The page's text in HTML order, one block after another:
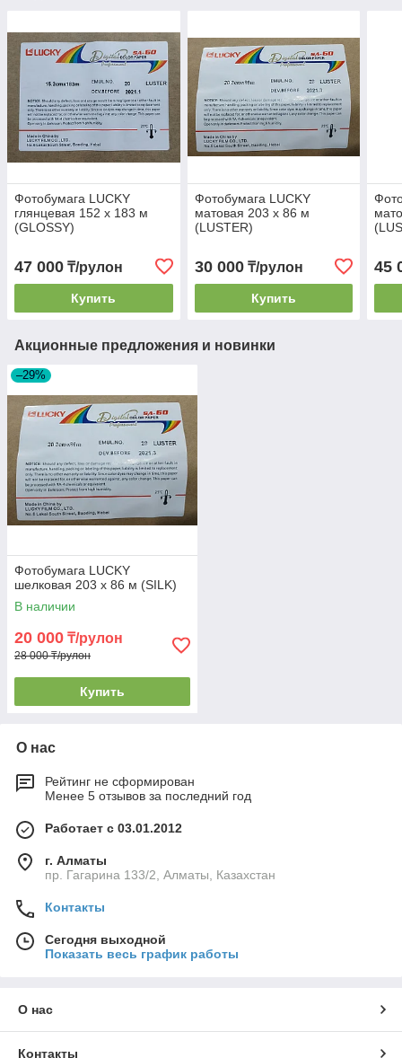
Фотобумага LUCKY
глянцевая 152 х 183 м
(GLOSSY)
47 000 ₸/рулон
Купить
Фотобумага LUCKY
матовая 203 х 86 м
(LUSTER)
30 000₸/рулон
Купить
45
Акционные предложения и новинки
–29%
Фотобумага LUCKY
шелковая 203 х 86 м (SILK)
В наличии
20 000 ₸/рулон
28 000 ₸/рулон
Купить
О нас
Рейтинг не сформирован
Менее 5 отзывов за последний год
Работает с 03.01.2012
г. Алматы
пр. Гагарина 133/2, Алматы, Казахстан
Контакты
Сегодня выходной
Показать весь график работы
О нас
Контакты